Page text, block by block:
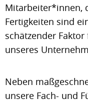
Mitarbeiter*innen,
Fertigkeiten sind
schätzender
unseres
Neben
unsere Fach- und